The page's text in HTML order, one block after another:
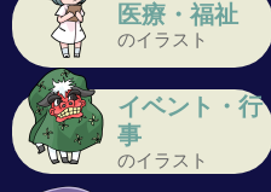
医療・福祉
のイラスト
イベント・行
事
のイラスト